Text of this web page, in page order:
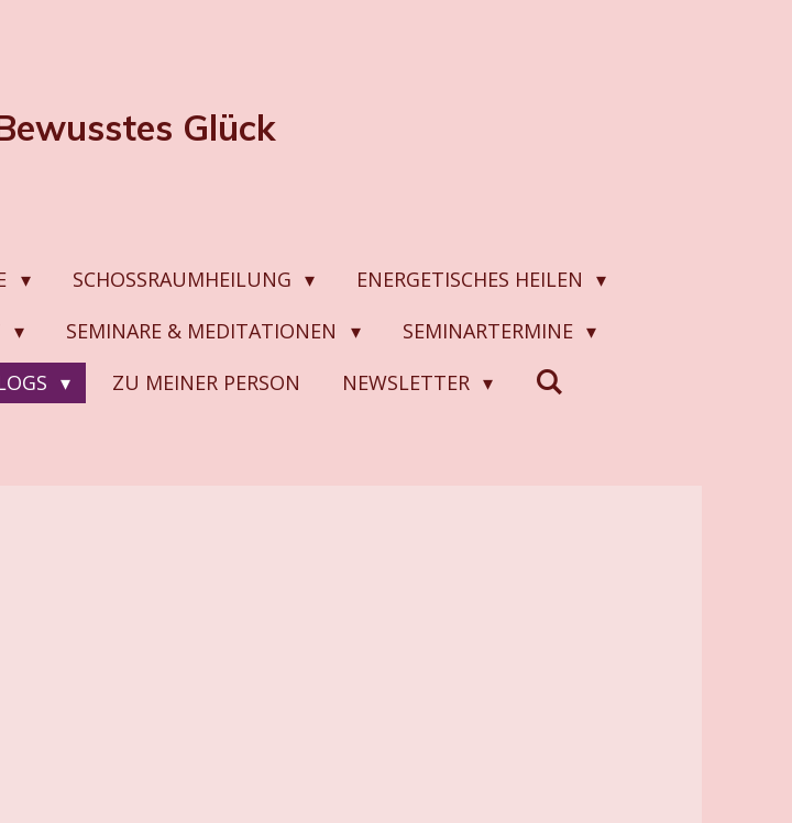
Glück
SCHOSSRAUMHEILUNG
ENERGETISCHES HEILEN
SEMINARE & MEDITATIONEN
SEMINARTERMINE
ZU MEINER PERSON NEWSLETTER